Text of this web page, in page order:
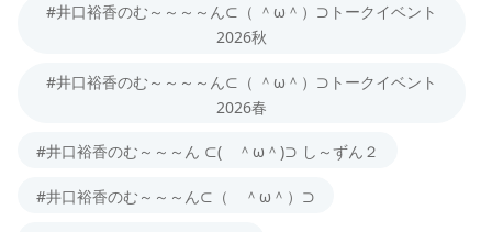
#井口裕香のむ～～～～ん⊂（ ＾ω＾）⊃トークイベント
2026秋
#井口裕香のむ～～～～ん⊂（ ＾ω＾）⊃トークイベント
2026春
#井口裕香のむ～～～ん ⊂( ＾ω＾)⊃ し～ずん２
#井口裕香のむ～～～ん⊂（ ＾ω＾）⊃